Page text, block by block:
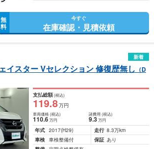
無
料
今すぐ
在庫確認・見積依頼
新着
イスター Vセレクション 修復歴無し （D
支払総額(税込)
119.8万円
車両価格(税込)
110.6万円
諸費用 (税込)
9.3 万円
年式 2017(H29) 走行 8.3万km
車検 車検整備付 保証 あり